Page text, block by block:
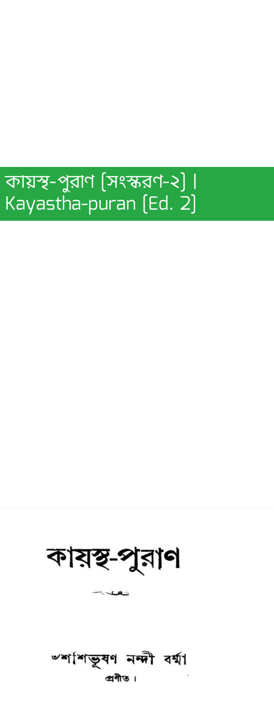
কায়স্থ-পুরাণ [সংস্করণ-২] |
Kayastha-puran [Ed. 2]